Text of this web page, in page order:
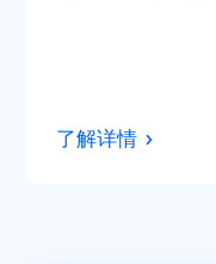
了解详情